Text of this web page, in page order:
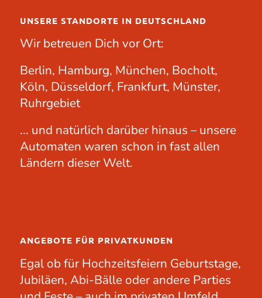
UNSERE STANDORTE IN DEUTSCHLAND
Wir betreuen Dich vor Ort:
Berlin, Hamburg, München, Bocholt,
Köln, Düsseldorf, Frankfurt, Münster,
Ruhrgebiet
... und natürlich darüber hinaus – unsere
Automaten waren schon in fast allen
Ländern dieser Welt.
ANGEBOTE FÜR PRIVATKUNDEN
Egal ob fürHochzeitsfeiern Geburtstage,
Jubiläen, Abi-Bälle oder andere Parties